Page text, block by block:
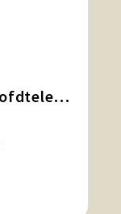
Spectra RCS draadloze hoofdtelefoon met vervangbare batterij